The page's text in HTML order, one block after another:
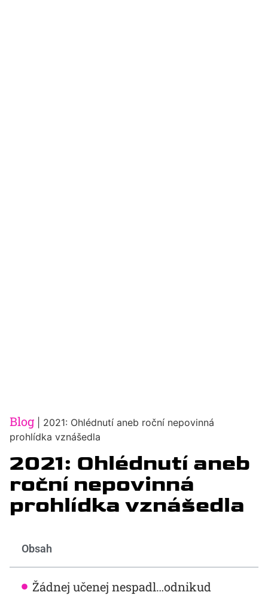
Blog
2021: Ohlédnutí aneb roční nepovinná
prohlídka vznášedla
2021: Ohlédnutí aneb
roční nepovinná
prohlídka vznášedla
Obsah
Žádnej učenej nespadl…odnikud